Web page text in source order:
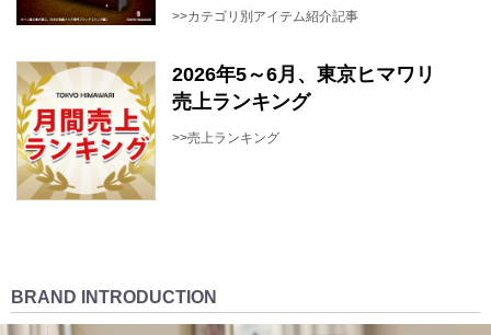
>>カテゴリ別アイテム紹介記事
2026年5～6月、東京ヒマワリ
売上ランキング
>>売上ランキング
BRAND INTRODUCTION